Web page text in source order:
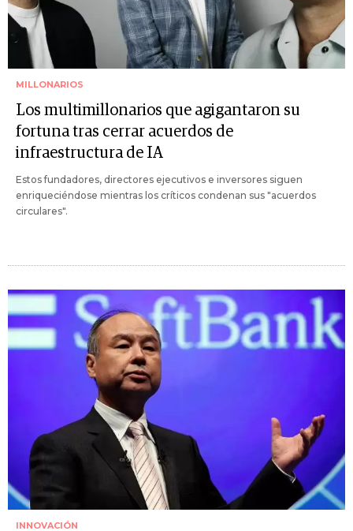
MILLONARIOS
Los multimillonarios que agigantaron su
fortuna tras cerrar acuerdos de
infraestructura de IA
Estos fundadores, directores ejecutivos e inversores siguen
enriqueciéndose mientras los críticos condenan sus "acuerdos
circulares".
INNOVACIÓN